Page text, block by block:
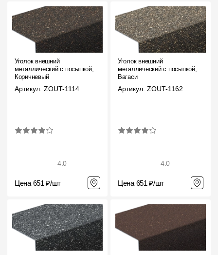
Уголок внешний
металлический с посыпкой,
Коричневый
Артикул: ZOUT-1114
4.0
Цена 651 ₽/шт
Уголок внешний
металлический с посыпкой,
Вагаси
Артикул: ZOUT-1162
4.0
Цена 651 ₽/шт